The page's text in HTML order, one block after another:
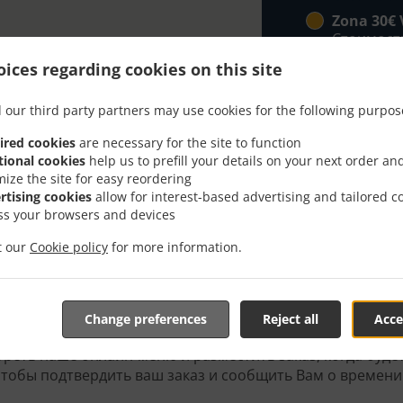
regarding cookies on this site
our third party partners may use cookies for the following
cookies are necessary for the site to function
cookies help us to prefill your details on your next order
the site for easy reordering
cookies allow for interest-based advertising and tailored
your browsers and devices
our Cookie policy for more information.
Reject all
Change preferences
Zona 30€
Delivery In
рядом с Valencia Patraix и рады принять ваш
наше онлайн-меню и разместить заказ, когда
подтвердить ваш заказ и сообщить Вам о времени